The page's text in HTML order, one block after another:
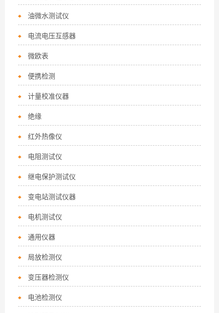
油微水测试仪
电流电压互感器
微欧表
便携检测
计量校准仪器
绝缘
红外热像仪
电阻测试仪
继电保护测试仪
变电站测试仪器
电机测试仪
通用仪器
局放检测仪
变压器检测仪
电池检测仪